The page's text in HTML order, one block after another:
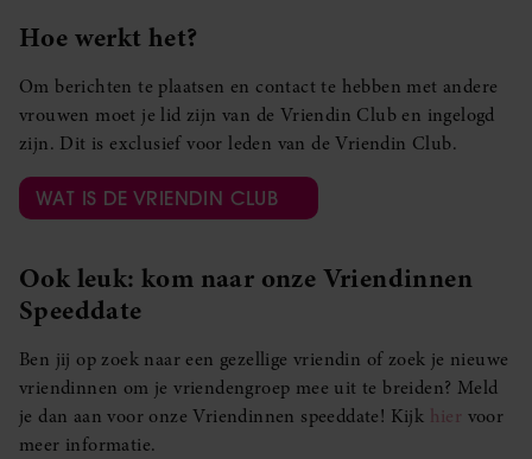
Hoe werkt het?
Om berichten te plaatsen en contact te hebben met andere
vrouwen moet je lid zijn van de Vriendin Club en ingelogd
zijn. Dit is exclusief voor leden van de Vriendin Club.
WAT IS DE VRIENDIN CLUB
Ook leuk: kom naar onze Vriendinnen
Speeddate
Ben jij op zoek naar een gezellige vriendin of zoek je nieuwe
vriendinnen om je vriendengroep mee uit te breiden? Meld
je dan aan voor onze Vriendinnen speeddate! Kijk hier voor
meer informatie.